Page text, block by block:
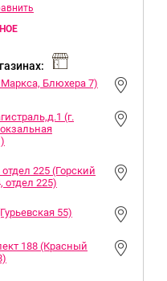
Блюхера 7)
(г.
225 (Горский
отдел 225)
55)
188 (Красный